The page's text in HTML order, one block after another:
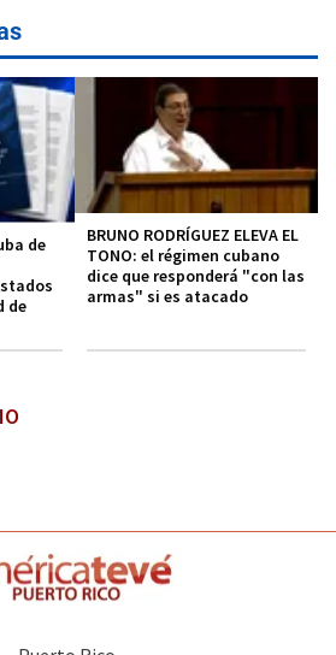
de
de
BRUNO RODRÍGUEZ ELEVA EL
TONO: el régimen cubano
dice que responderá "con las
armas" si es atacado